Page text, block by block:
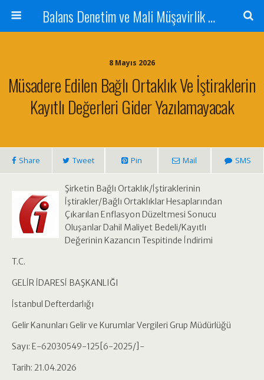
Balans Denetim ve Mali Müşavirlik Hizmetleri
8 Mayıs 2026
Müsadere Edilen Bağlı Ortaklık Ve İştiraklerin
Kayıtlı Değerleri Gider Yazılamayacak
Share Tweet Pin Mail SMS
Şirketin Bağlı Ortaklık/İştiraklerinin
İştirakler/Bağlı Ortaklıklar Hesaplarından
Çıkarılan Enflasyon Düzeltmesi Sonucu
Oluşanlar Dahil Maliyet Bedeli/Kayıtlı
Değerinin Kazancın Tespitinde İndirimi
T.C.
GELİR İDARESİ BAŞKANLIĞI
İstanbul Defterdarlığı
Gelir Kanunları Gelir ve Kurumlar Vergileri Grup Müdürlüğü
Sayı: E-62030549-125[6-2025/]-
Tarih: 21.04.2026